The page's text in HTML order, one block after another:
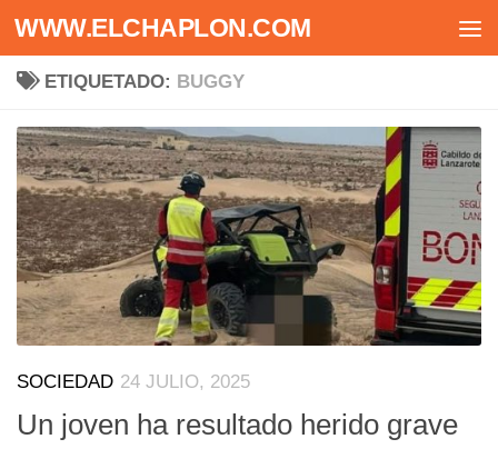
Saltar al contenido
WWW.ELCHAPLON.COM
ETIQUETADO: BUGGY
SOCIEDAD 24 JULIO, 2025
Un joven ha resultado herido grave